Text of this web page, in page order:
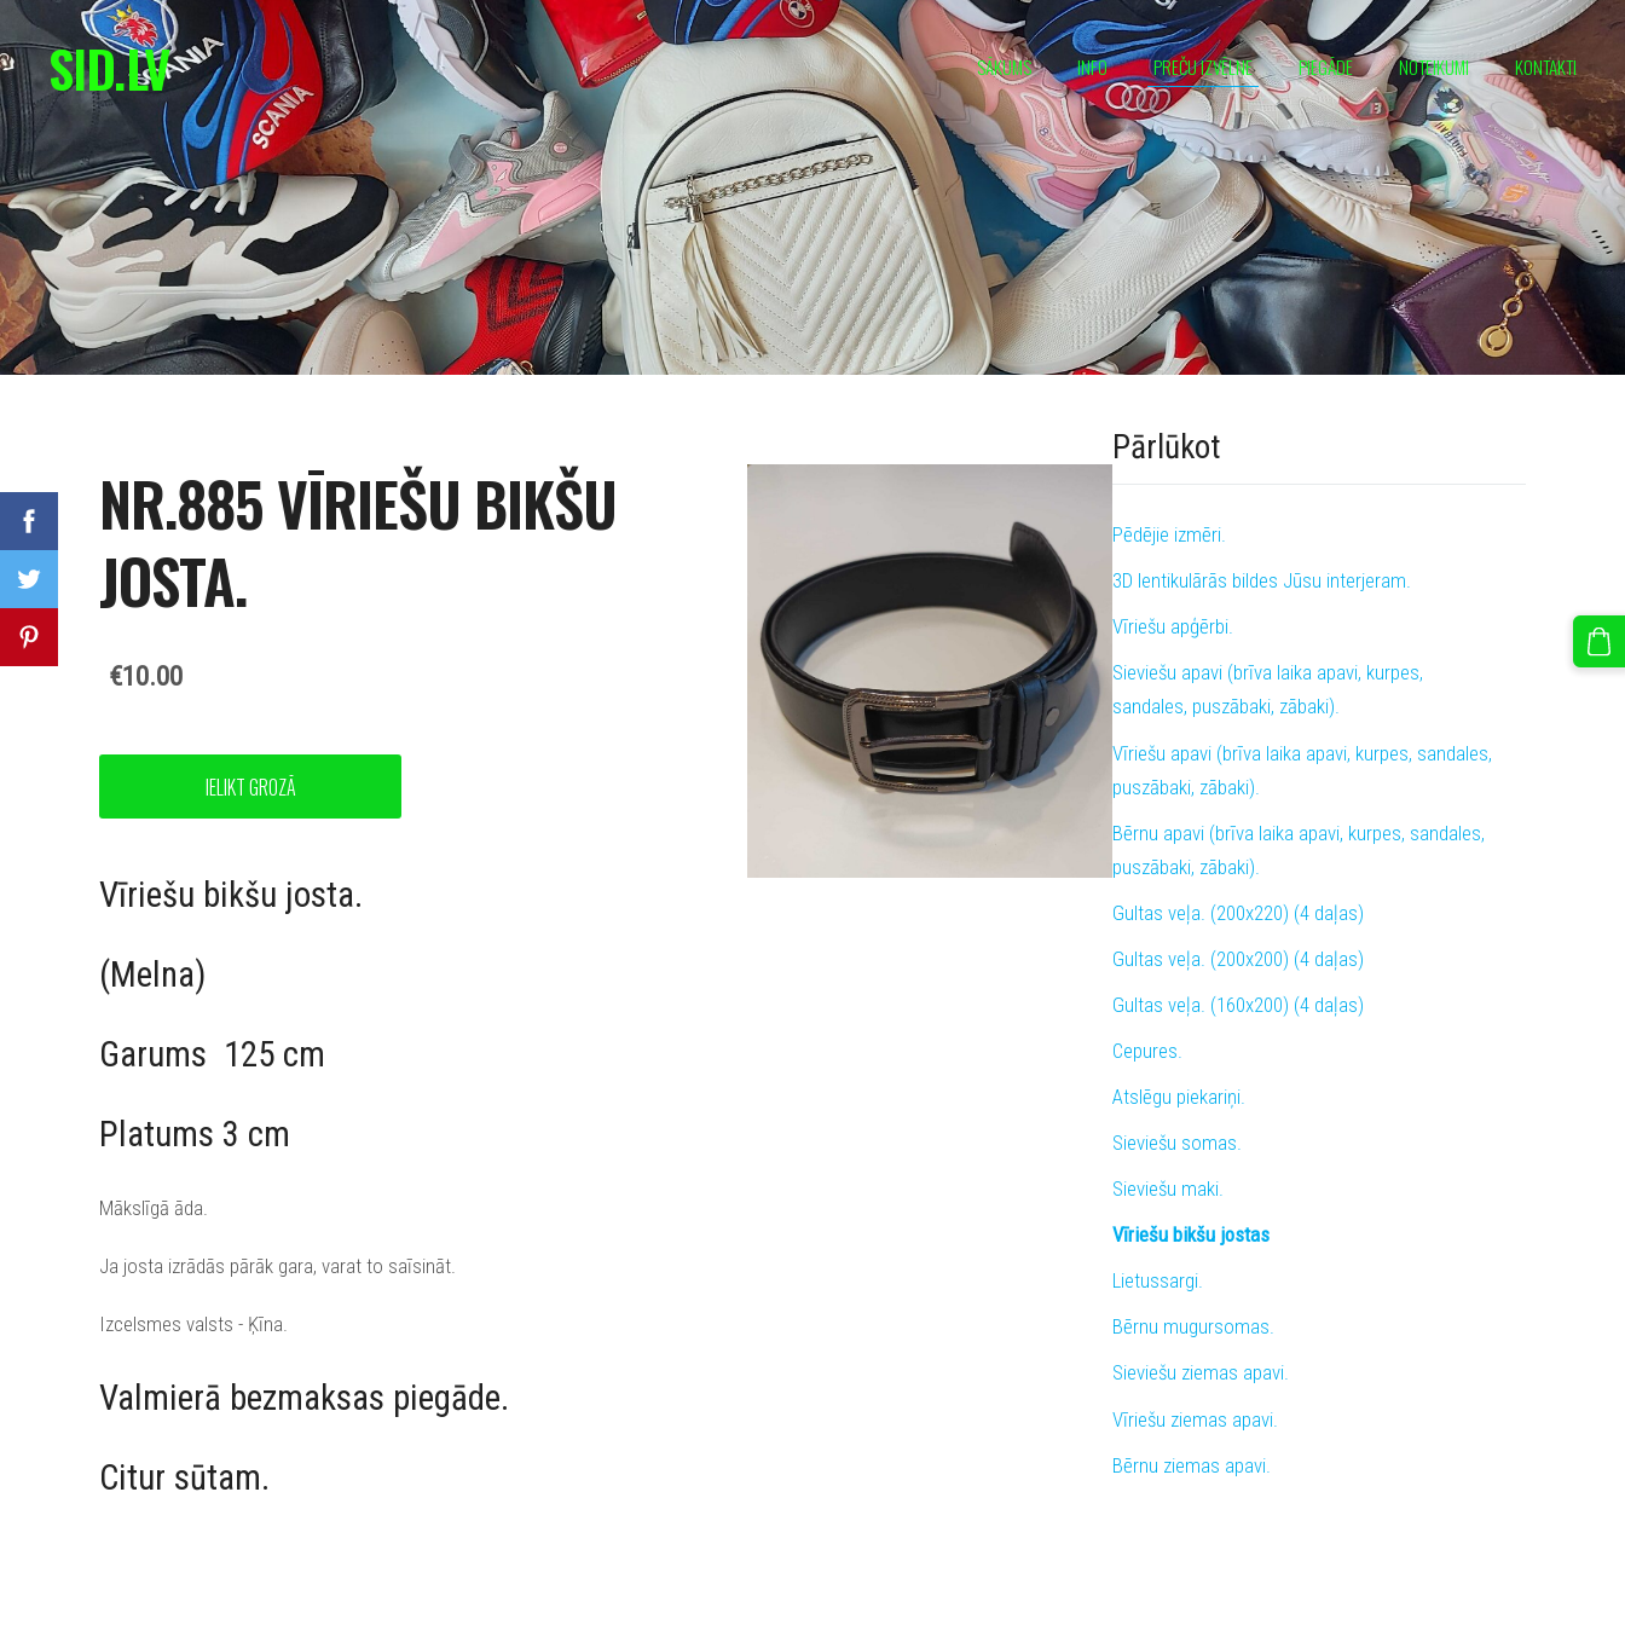
SID.LV SĀKUMS INFO PREČU IZVĒLNE PIEGĀDE NOTEIKUMI KONTAKTI
Pārlūkot
Pēdējie izmēri.
3D lentikulārās bildes Jūsu interjeram.
Vīriešu apģērbi.
Sieviešu apavi (brīva laika apavi, kurpes,
sandales, puszābaki, zābaki).
Vīriešu apavi (brīva laika apavi, kurpes, sandales,
puszābaki, zābaki).
Bērnu apavi (brīva laika apavi, kurpes, sandales,
puszābaki, zābaki).
Gultas veļa. (200x220) (4 daļas)
Gultas veļa. (200x200) (4 daļas)
Gultas veļa. (160x200) (4 daļas)
Cepures.
Atslēgu piekariņi.
Sieviešu somas.
Sieviešu maki.
Vīriešu bikšu jostas
Lietussargi.
Bērnu mugursomas.
Sieviešu ziemas apavi.
Vīriešu ziemas apavi.
Bērnu ziemas apavi.
NR.885 VĪRIEŠU BIKŠU
JOSTA.
€10.00
IELIKT GROZĀ
Vīriešu bikšu josta.
(Melna)
Garums 125 cm
Platums 3 cm
Mākslīgā āda.
Ja josta izrādās pārāk gara, varat to saīsināt.
Izcelsmes valsts - Ķīna.
Valmierā bezmaksas piegāde.
Citur sūtam.